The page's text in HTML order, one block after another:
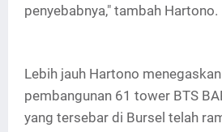
penyebabnya," tambah Hartono.
Lebih jauh Hartono
pembangunan 61 tower BTS
yang tersebar di Bursel telah